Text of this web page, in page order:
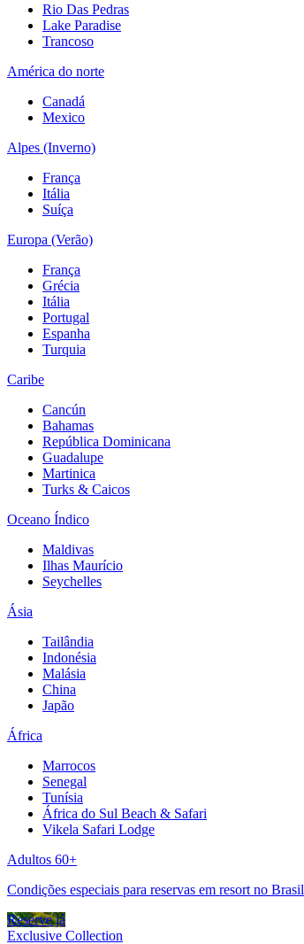
Rio Das Pedras
Lake Paradise
Trancoso
América do norte
Canadá
Mexico
Alpes (Inverno)
França
Itália
Suíça
Europa (Verão)
França
Grécia
Itália
Portugal
Espanha
Turquia
Caribe
Cancún
Bahamas
República Dominicana
Guadalupe
Martinica
Turks & Caicos
Oceano Índico
Maldivas
Ilhas Maurício
Seychelles
Ásia
Tailândia
Indonésia
Malásia
China
Japão
África
Marrocos
Senegal
Tunísia
África do Sul Beach & Safari
Vikela Safari Lodge
Adultos 60+
Condições especiais para reservas em resort no Brasil
Reserve já
Exclusive Collection